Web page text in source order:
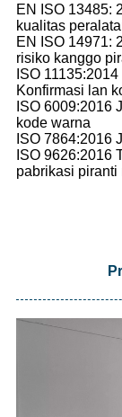
EN ISO 13485:
kualitas
EN ISO 14971:
risiko kanggo
ISO
Konfirmasi lan
ISO 6009:2016
kode warna
ISO 7864:2016
ISO 9626:2016
pabrikasi piranti